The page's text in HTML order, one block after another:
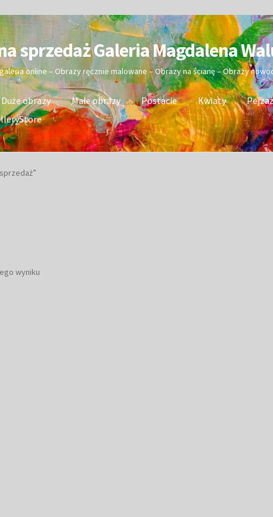
sprzedaż Galeria Magdalena
online – Obrazy ręcznie malowane – Obrazy na ścianę – Obrazy
Duże obrazy Małe obrazy Postacie Kwiaty
wyniku